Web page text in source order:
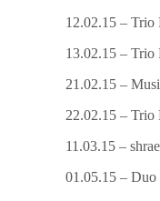
12.02.15 –
13.02.15 –
21.02.15 –
22.02.15 –
11.03.15 –
01.05.15 – Duo